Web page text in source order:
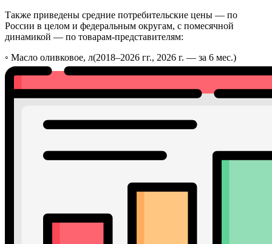
Также приведены средние потребительские цены — по
России в целом и федеральным округам, с помесячной
динамикой — по товарам-представителям:
◦ Масло оливковое, л(2018–2026 гг., 2026 г. — за 6 мес.)